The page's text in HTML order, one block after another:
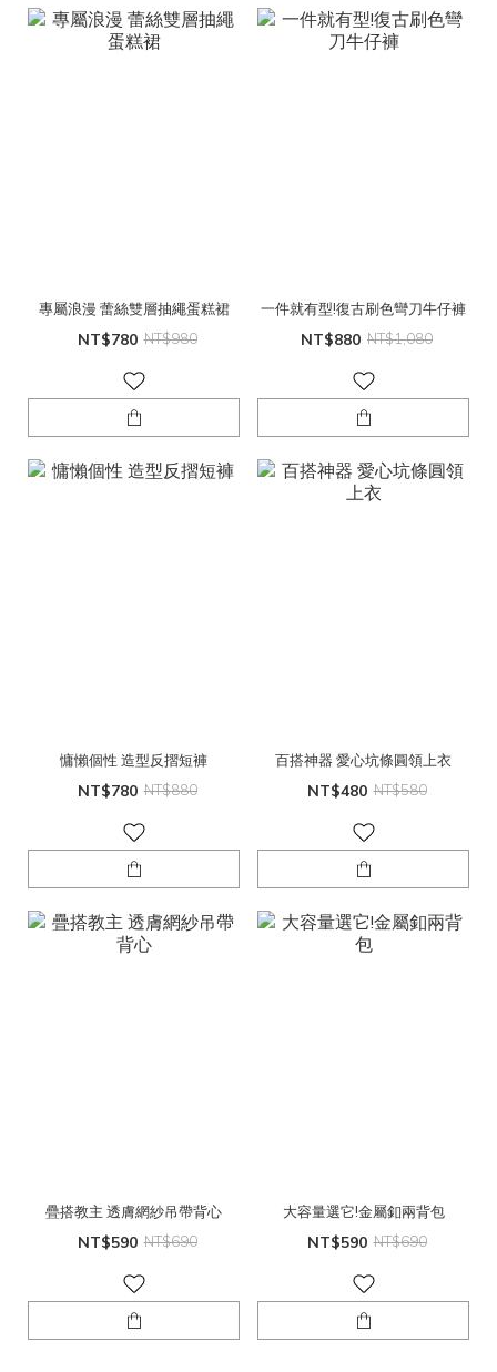
專屬浪漫 蕾絲雙層抽繩蛋糕裙
NT$780 NT$980
一件就有型!復古刷色彎刀牛仔褲
NT$880 NT$1,080
慵懶個性 造型反摺短褲
NT$780 NT$880
百搭神器 愛心坑條圓領上衣
NT$480 NT$580
疊搭教主 透膚網紗吊帶背心
NT$590 NT$690
大容量選它!金屬釦兩背包
NT$590 NT$690